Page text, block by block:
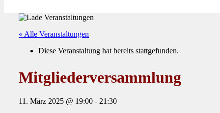
« Alle Veranstaltungen
Diese Veranstaltung hat bereits stattgefunden.
Mitgliederversammlung
11. März 2025 @ 19:00 - 21:30